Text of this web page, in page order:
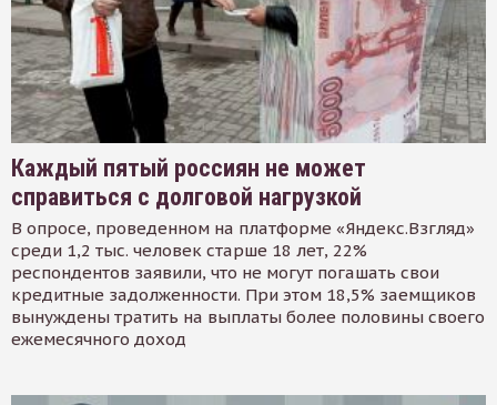
Каждый пятый россиян не может
справиться с долговой нагрузкой
В опросе, проведенном на платформе «Яндекс.Взгляд»
среди 1,2 тыс. человек старше 18 лет, 22%
респондентов заявили, что не могут погашать свои
кредитные задолженности. При этом 18,5% заемщиков
вынуждены тратить на выплаты более половины своего
ежемесячного доход